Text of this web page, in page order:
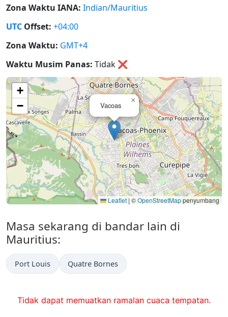
Zona Waktu IANA: Indian/Mauritius
UTC Offset: +04:00
Zona Waktu: GMT+4
Waktu Musim Panas: Tidak ❌
Vacoas
×
+
−
Leaflet | ©OpenStreetMappenyumbang
Masa sekarang di bandar lain di
Mauritius:
Port Louis Quatre Bornes
Tidak dapat memuatkan ramalan cuaca tempatan.